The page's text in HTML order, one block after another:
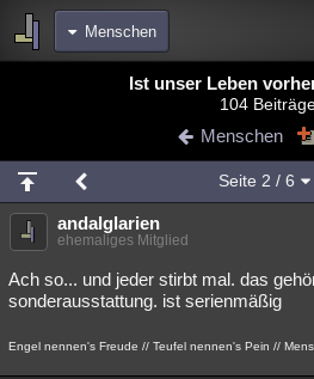
Menschen
Blogs
Chat Wiki Neuigkeiten
meine Rubriken
Menschen Wissenschaft
Spiritualität Verschwörungen
Ist unser Leben
104
Menschen
Seite 2 / 6
andalglarien
ehemaliges Mitglied
Ach so... und jeder stirbt mal. das
sonderausstattung. ist serienmäßig
Engel nennen's Freude // Teufel nennen's Pein //